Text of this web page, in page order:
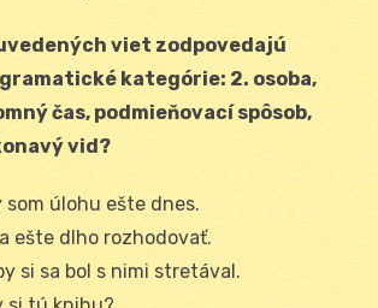
viet zodpovedajú
kategórie: 2. osoba,
čas, podmieňovací spôsob,
vid?
som úlohu ešte dnes.
ešte dlho rozhodovať.
si sa bol s nimi stretával.